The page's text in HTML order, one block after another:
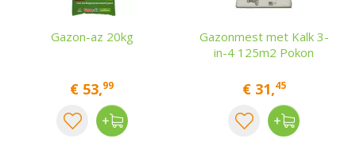
Gazon-az 20kg
€ 53,99
Gazonmest met Kalk 3-
in-4 125m2 Pokon
€ 31,45